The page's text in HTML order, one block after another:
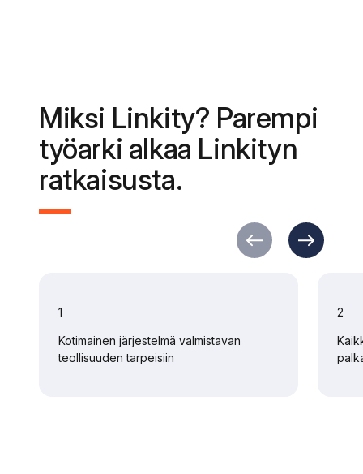
Miksi Linkity? Parempi
työarki alkaa Linkityn
ratkaisusta.
1
Kotimainen järjestelmä valmistavan
teollisuuden tarpeisiin
2